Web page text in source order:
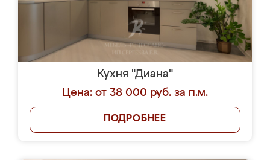
Кухня "Диана"
Цена: от 38 000 руб. за п.м.
ПОДРОБНЕЕ